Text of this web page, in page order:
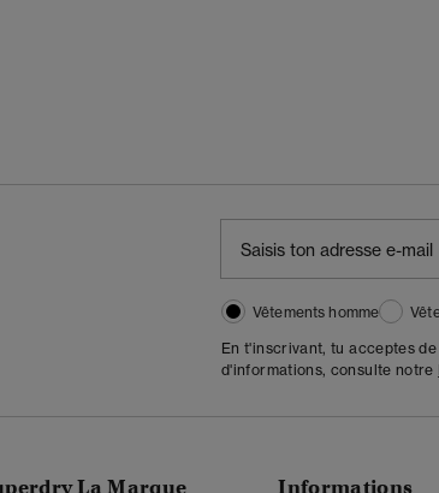
Vêtements homme
En t'inscrivant, tu acceptes
d'informations, consulte notre
La Marque Informations